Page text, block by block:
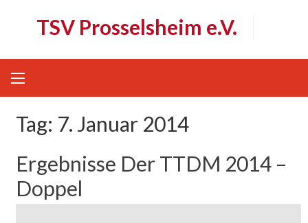
TSV Prosselsheim e.V.
Tag: 7. Januar 2014
Ergebnisse Der TTDM 2014 –
Doppel